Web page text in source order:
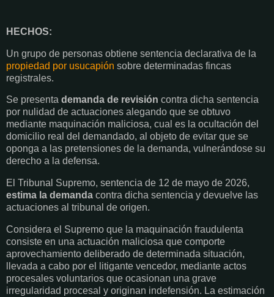
HECHOS:
Un grupo de personas obtiene sentencia declarativa de la
propiedad por usucapión sobre determinadas fincas
registrales.
Se presenta demanda de revisión contra dicha sentencia
por nulidad de actuaciones alegando que se obtuvo
mediante maquinación maliciosa, cual es la ocultación del
domicilio real del demandado, al objeto de evitar que se
oponga a las pretensiones de la demanda, vulnerándose su
derecho a la defensa.
El Tribunal Supremo, sentencia de 12 de mayo de 2026,
estima la demanda contra dicha sentencia y devuelve las
actuaciones al tribunal de origen.
Considera el Supremo que la maquinación fraudulenta
consiste en una actuación maliciosa que comporte
aprovechamiento deliberado de determinada situación,
llevada a cabo por el litigante vencedor, mediante actos
procesales voluntarios que ocasionan una grave
irregularidad procesal y originan indefensión. La estimación